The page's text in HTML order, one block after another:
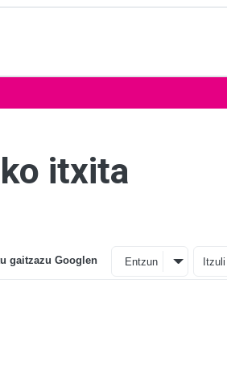
itxita
gaitzazu Googlen Entzun Itzuli